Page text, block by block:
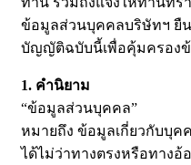
ข้อมูลส่วนบุคคลบริษัทฯ ยื
บัญญัติฉบับนี้เพื่อคุ้มครอง
1. คำนิยาม
“ข้อมูลส่วนบุคคล”
หมายถึง ข้อมูลเกี่ยวกับบุ
ได้ไม่ว่าทางตรงหรือทาง